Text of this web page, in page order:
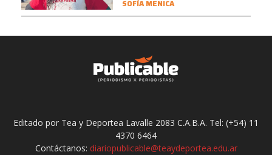
SOFÍA MENICA
Editado por Tea y Deportea Lavalle 2083 C.A.B.A. Tel: (+54) 11
4370 6464
Contáctanos: diariopublicable@teaydeportea.edu.ar